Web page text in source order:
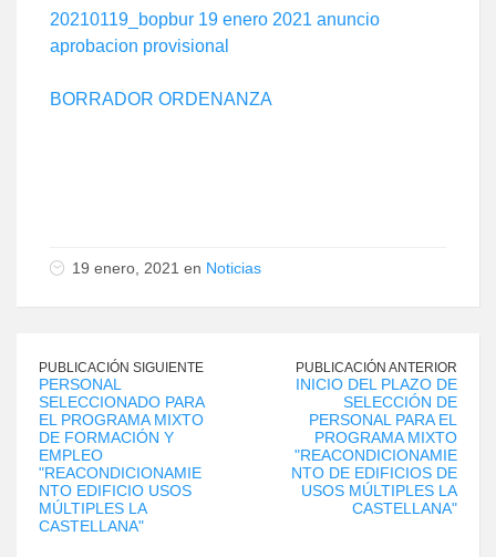
20210119_bopbur 19 enero 2021 anuncio
aprobacion provisional
BORRADOR ORDENANZA
19 enero, 2021 en Noticias
PUBLICACIÓN SIGUIENTE
PERSONAL
SELECCIONADO PARA
EL PROGRAMA MIXTO
DE FORMACIÓN Y
EMPLEO
"REACONDICIONAMIE
NTO EDIFICIO USOS
MÚLTIPLES LA
CASTELLANA"
PUBLICACIÓN ANTERIOR
INICIO DEL PLAZO DE
SELECCIÓN DE
PERSONAL PARA EL
PROGRAMA MIXTO
"REACONDICIONAMIE
NTO DE EDIFICIOS DE
USOS MÚLTIPLES LA
CASTELLANA"